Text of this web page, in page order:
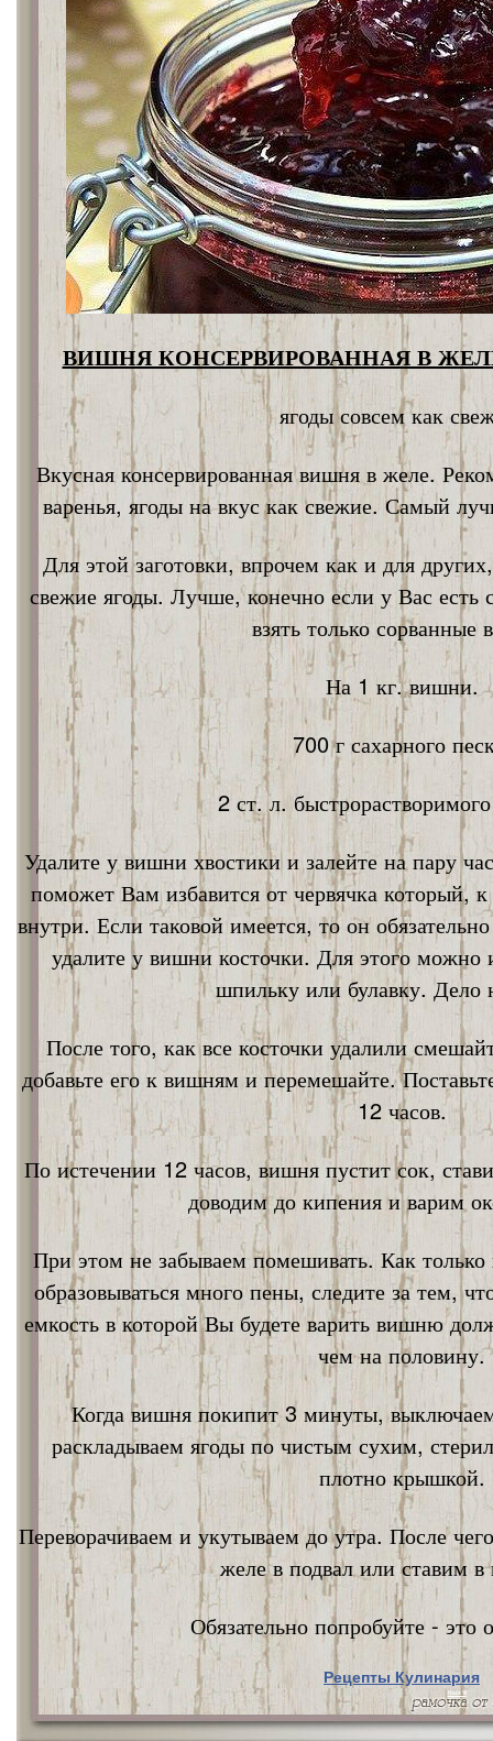
ВИШНЯ КОНСЕРВИРОВАННАЯ В
ягоды совсем как
Вкусная консервированная вишня в желе.
варенья, ягоды на вкус как свежие. Самый
Для этой заготовки, впрочем как и для
свежие ягоды. Лучше, конечно если у Вас
взять только сорванные
На 1 кг. вишни.
700 г сахарного
2 ст. л.
Удалите у вишни хвостики и залейте на пару
поможет Вам избавится от червячка который,
внутри. Если таковой имеется, то он
удалите у вишни косточки. Для этого можно
шпильку или булавку. Дело
После того, как все косточки удалили
добавьте его к вишням и перемешайте.
12 часов.
По истечении 12 часов, вишня пустит сок,
доводим до кипения и варим
При этом не забываем помешивать. Как
образовываться много пены, следите за тем,
емкость в которой Вы будете варить вишню
чем на половину.
Когда вишня покипит 3 минуты,
раскладываем ягоды по чистым сухим,
плотно крышкой.
Переворачиваем и укутываем до утра. После
желе в подвал или ставим в
Обязательно попробуйте - это
Рецепты Кулинария
Nata Vi